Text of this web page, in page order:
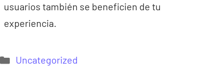
usuarios también se beneficien de tu
experiencia.
Categorías
Uncategorized